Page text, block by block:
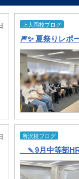
上大岡校ブログ
🎆✨ 夏祭りレポ
所沢校ブログ
🍡9月中等部